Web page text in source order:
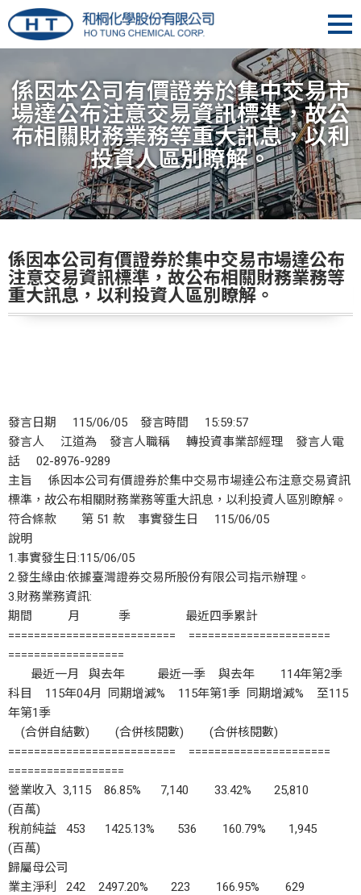
係因本公司有價證券於集中交易市
場達公布注意交易資訊標準，故公
布相關財務業務等重大訊息，以利
投資人區別瞭解。
係因本公司有價證券於集中交易市場達公布
注意交易資訊標準，故公布相關財務業務等
重大訊息，以利投資人區別瞭解。
發言日期 115/06/05 發言時間 15:59:57
發言人 江道為 發言人職稱 轉投資事業部經理 發言人電
話 02-8976-9289
主旨 係因本公司有價證券於集中交易市場達公布注意交易資訊
標準，故公布相關財務業務等重大訊息，以利投資人區別瞭解。
符合條款 第 51 款 事實發生日 115/06/05
說明
1.事實發生日:115/06/05
2.發生緣由:依據臺灣證券交易所股份有限公司指示辦理。
3.財務業務資訊:
期間 月 季 最近四季累計
========================== ======================
==================
最近一月 與去年 最近一季 與去年 114年第2季
科目 115年04月 同期增減% 115年第1季 同期增減% 至115
年第1季
(合併自結數) (合併核閱數) (合併核閱數)
========================== ======================
==================
營業收入 3,115 86.85% 7,140 33.42% 25,810
(百萬)
稅前純益 453 1425.13% 536 160.79% 1,945
(百萬)
歸屬母公司
業主淨利 242 2497.20% 223 166.95% 629